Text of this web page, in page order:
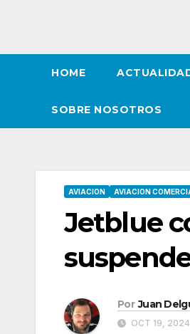
HOME
SOBRE NOSOTROS
AVIACION AVIACION
Jetblue
Por Juan
OCT 19, 2024